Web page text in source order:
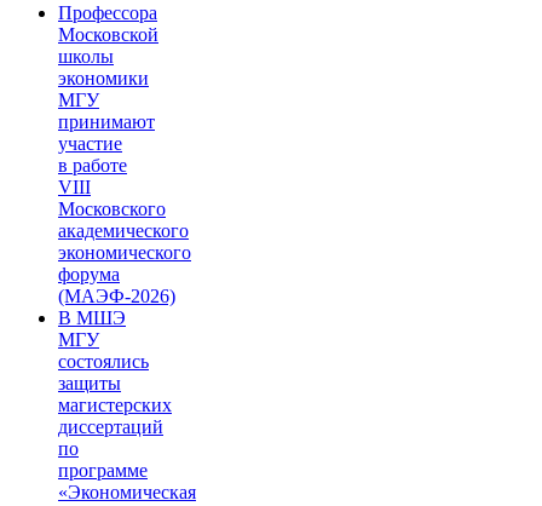
Профессора
Московской
школы
экономики
МГУ
принимают
участие
в работе
VIII
Московского
академического
экономического
форума
(МАЭФ-2026)
В МШЭ
МГУ
состоялись
защиты
магистерских
диссертаций
по
программе
«Экономическая